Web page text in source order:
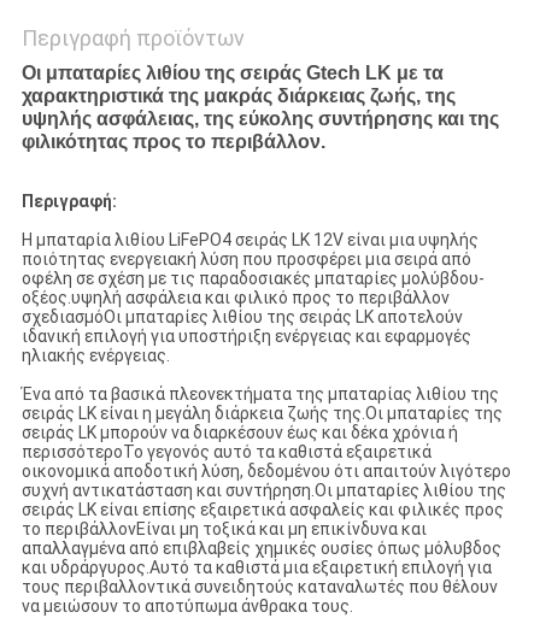
Περιγραφή προϊόντων
Οι μπαταρίες λιθίου της σειράς Gtech LK με τα
χαρακτηριστικά της μακράς διάρκειας ζωής, της
υψηλής ασφάλειας, της εύκολης συντήρησης και της
φιλικότητας προς το περιβάλλον.
Περιγραφή:
Η μπαταρία λιθίου LiFePO4 σειράς LK 12V είναι μια υψηλής
ποιότητας ενεργειακή λύση που προσφέρει μια σειρά από
οφέλη σε σχέση με τις παραδοσιακές μπαταρίες μολύβδου-
οξέος.υψηλή ασφάλεια και φιλικό προς το περιβάλλον
σχεδιασμόΟι μπαταρίες λιθίου της σειράς LK αποτελούν
ιδανική επιλογή για υποστήριξη ενέργειας και εφαρμογές
ηλιακής ενέργειας.
Ένα από τα βασικά πλεονεκτήματα της μπαταρίας λιθίου της
σειράς LK είναι η μεγάλη διάρκεια ζωής της.Οι μπαταρίες της
σειράς LK μπορούν να διαρκέσουν έως και δέκα χρόνια ή
περισσότεροΤο γεγονός αυτό τα καθιστά εξαιρετικά
οικονομικά αποδοτική λύση, δεδομένου ότι απαιτούν λιγότερο
συχνή αντικατάσταση και συντήρηση.Οι μπαταρίες λιθίου της
σειράς LK είναι επίσης εξαιρετικά ασφαλείς και φιλικές προς
το περιβάλλονΕίναι μη τοξικά και μη επικίνδυνα και
απαλλαγμένα από επιβλαβείς χημικές ουσίες όπως μόλυβδος
και υδράργυρος.Αυτό τα καθιστά μια εξαιρετική επιλογή για
τους περιβαλλοντικά συνειδητούς καταναλωτές που θέλουν
να μειώσουν το αποτύπωμα άνθρακα τους.